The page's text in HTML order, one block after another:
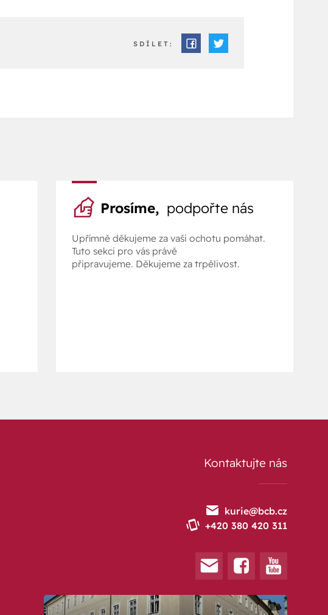
SDÍLET:
Prosíme, podpořte nás
Upřímně děkujeme za vaši ochotu pomáhat.
Tuto sekci pro vás právě
připravujeme. Děkujeme za trpělivost.
Kontaktujte nás
kurie@bcb.cz
+420 380 420 311